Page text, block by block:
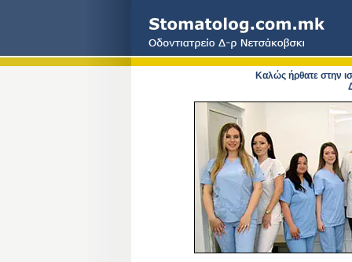
Καλώς ήρθατε στην